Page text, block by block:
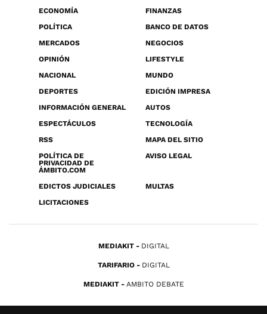
ECONOMÍA
FINANZAS
POLÍTICA
BANCO DE DATOS
MERCADOS
NEGOCIOS
OPINIÓN
LIFESTYLE
NACIONAL
MUNDO
DEPORTES
EDICIÓN IMPRESA
INFORMACIÓN GENERAL
AUTOS
ESPECTÁCULOS
TECNOLOGÍA
RSS
MAPA DEL SITIO
POLÍTICA DE
PRIVACIDAD DE
ÁMBITO.COM
AVISO LEGAL
EDICTOS JUDICIALES
MULTAS
LICITACIONES
MEDIAKIT DIGITAL
TARIFARIO DIGITAL
MEDIAKIT AMBITO DEBATE